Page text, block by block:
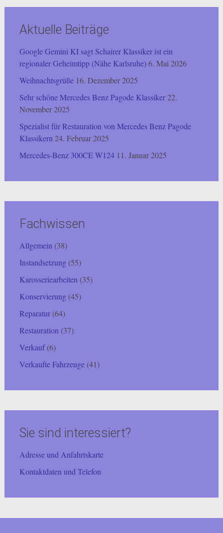
Aktuelle Beiträge
Google Gemini KI sagt Schairer Klassiker ist ein
regionaler Geheimtipp (Nähe Karlsruhe)6. Mai 2026
Weihnachtsgrüße 16. Dezember 2025
Sehr schöne Mercedes Benz Pagode Klassiker22.
November 2025
Spezialist für Restauration von Mercedes Benz Pagode
Klassikern 24. Februar 2025
Mercedes-Benz 300CE W124 11. Januar 2025
Fachwissen
Allgemein (38)
Instandsetzung(55)
Karosseriearbeiten (35)
Konservierung(45)
Reparatur(64)
Restauration (37)
Verkauf(6)
Verkaufte Fahrzeuge(41)
Sie sind interessiert?
Adresse und Anfahrtskarte
Kontaktdaten und Telefon